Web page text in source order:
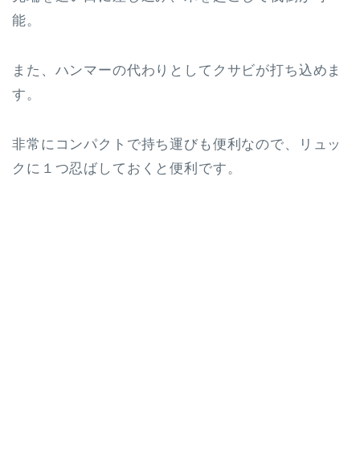
能。
また、ハンマーの代わりとしてクサビが打ち込めま
す。
非常にコンパクトで持ち運びも便利なので、リュッ
クに１つ忍ばしておくと便利です。